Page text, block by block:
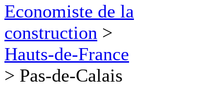
Economiste de la
construction >
Hauts-de-France
> Pas-de-Calais